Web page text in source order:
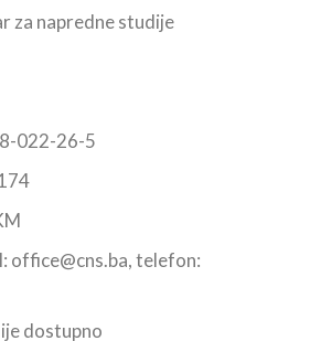
za napredne studije
022-26-5
office@cns.ba, telefon:
dostupno